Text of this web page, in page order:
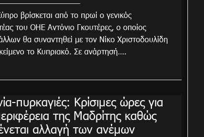
βρίσκεται από το πρωί ο γενικός
του ΟΗΕ Αντόνιο Γκουτέρες, ο οποίος
θα συναντηθεί με τον Νίκο Χριστοδουλίδη
το Κυπριακό. Σε ανάρτησή….
πυρκαγιές: Κρίσιμες ώρες για
της Μαδρίτης καθώς
αλλαγή των ανέμων